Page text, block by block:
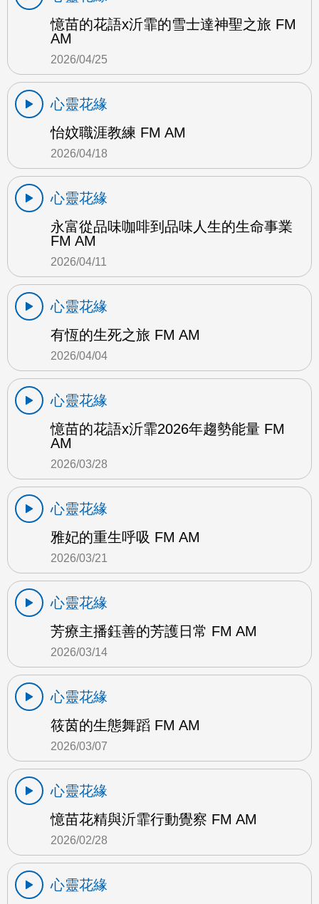
憶苗的花語x沂霏的雪士達神聖之旅 FM
AM
2026/04/25
心靈花緣
怡妏職涯教練 FM AM
2026/04/18
心靈花緣
永富從品味咖啡到品味人生的生命事業
FM AM
2026/04/11
心靈花緣
有恆的生死之旅 FM AM
2026/04/04
心靈花緣
憶苗的花語x沂霏2026年趨勢能量 FM
AM
2026/03/28
心靈花緣
雅妃的重生呼吸 FM AM
2026/03/21
心靈花緣
芳療主播鈺善的芳護日常 FM AM
2026/03/14
心靈花緣
筱茵的生態舞蹈 FM AM
2026/03/07
心靈花緣
憶苗花精與沂霏行動覺察 FM AM
2026/02/28
心靈花緣